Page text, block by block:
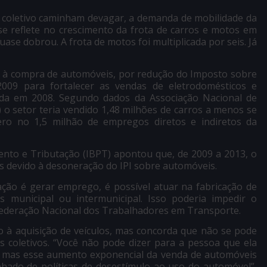
caminham devagar, a demanda de mobilidade da
reflete no crescimento da frota de carros e motos em
dobrou. A frota de motos foi multiplicada por seis. Já
compra de automóveis, por redução do Imposto sobre
para fortalecer as vendas de eletrodomésticos e
em 2008. Segundo dados da Associação Nacional de
setor teria vendido 1,48 milhões de carros a menos se
no 1,5 milhão de empregos diretos e indiretos da
e Tributação (IBPT) apontou que, de 2009 a 2013, o
à desoneração do IPI sobre automóveis.
é gerar emprego, é possível atuar na fabricação de
municipal ou intermunicipal. Isso poderia impedir o
Nacional dos Trabalhadores em Transporte.
aquisição de veículos, mas concorda que não se pode
“Você não pode dizer para a pessoa que ela
esse aumento exponencial da venda de automóveis